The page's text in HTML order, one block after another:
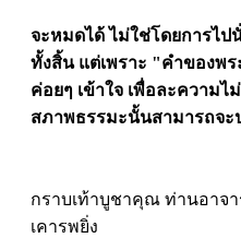
จะหมดได้ ไม่ใช่โดยการไป
ทั้งสิ้น แต่เพราะ "คำของพ
ค่อยๆ เข้าใจ เพื่อละความไ
สภาพธรรมะนั้นสามารถจะ
กราบเท้าบูชาคุณ ท่านอาจ
เคารพยิ่ง